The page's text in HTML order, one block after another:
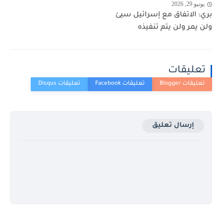
يونيو 29, 2026
بري: الاتفاق مع إسرائيل سيئ
ولن يمر ولن يتم تنفيذه
تعليقات
إرسال تعليق